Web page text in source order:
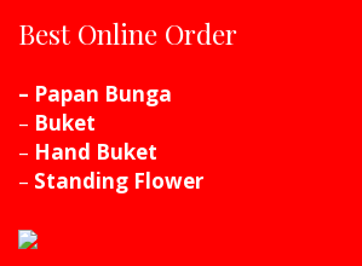
Best Online Order
– Papan Bunga
– Buket
– Hand Buket
– Standing Flower